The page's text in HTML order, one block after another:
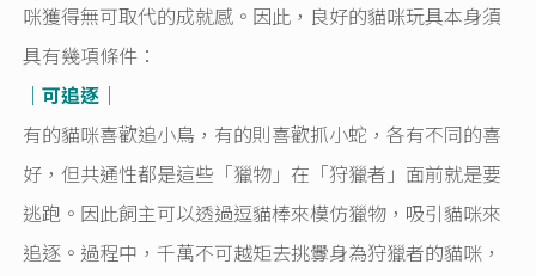
咪獲得無可取代的成就感。因此，良好的貓咪玩具本身須
具有幾項條件：
｜可追逐｜
有的貓咪喜歡追小鳥，有的則喜歡抓小蛇，各有不同的喜
好，但共通性都是這些「獵物」在「狩獵者」面前就是要
逃跑。因此飼主可以透過逗貓棒來模仿獵物，吸引貓咪來
追逐。過程中，千萬不可越矩去挑釁身為狩獵者的貓咪，